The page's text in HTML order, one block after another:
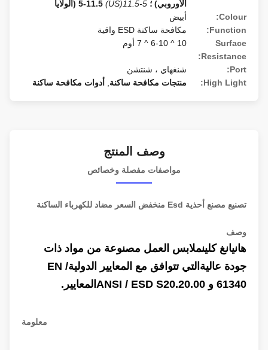
الأوروبي) ؛ 5-11.5(US)
5-11.5 (الولايا
Colour:
Function:
مكافحة ساكنة ESD واقية
Surface
Resistance:
شنغهاي ، شنتشن
High Light:
منتجات مكافحة ساكنة,أدوات مكافحة ساكنة
وصف المنتج
مواصفات مفصلة وخصائص
تصنيع مصنع أحذية Esd منخفض السعر مضاد للكهرباء الساكنة
وصف
هانيانغ كلينملابس العمل مصنوعة من مواد ذات
جودة عاليةالتي تتوافق مع المعايير الدوليةEN /
61340 و ANSI / ESD S20.20.00
المعايير.
معلومة